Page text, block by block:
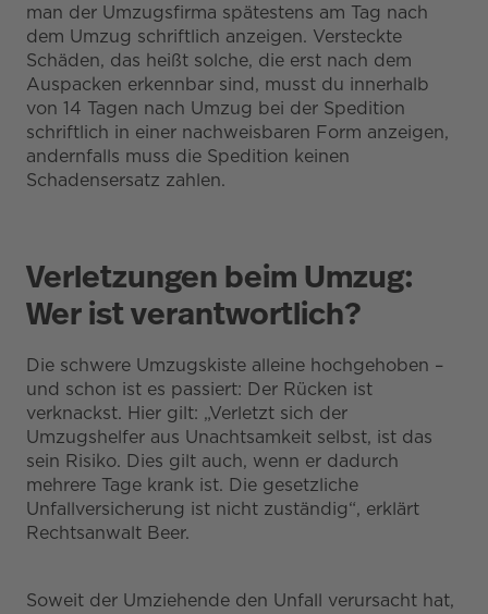
man der Umzugsfirma spätestens am Tag nach
dem Umzug schriftlich anzeigen. Versteckte
Schäden, das heißt solche, die erst nach dem
Auspacken erkennbar sind, musst du innerhalb
von 14 Tagen nach Umzug bei der Spedition
schriftlich in einer nachweisbaren Form anzeigen,
andernfalls muss die Spedition keinen
Schadensersatz zahlen.
Verletzungen beim Umzug:
Wer ist verantwortlich?
Die schwere Umzugskiste alleine hochgehoben –
und schon ist es passiert: Der Rücken ist
verknackst. Hier gilt: „Verletzt sich der
Umzugshelfer aus Unachtsamkeit selbst, ist das
sein Risiko. Dies gilt auch, wenn er dadurch
mehrere Tage krank ist. Die gesetzliche
Unfallversicherung ist nicht zuständig“, erklärt
Rechtsanwalt Beer.
Soweit der Umziehende den Unfall verursacht hat,